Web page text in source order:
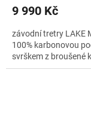
9 990 Kč
závodní tretry LAKE
100% karbonovou
svrškem z broušené